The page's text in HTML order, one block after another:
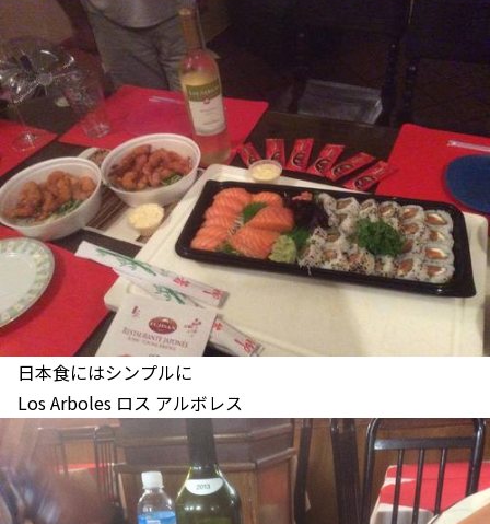
日本食にはシンプルに
Los Arboles ロス アルボレス